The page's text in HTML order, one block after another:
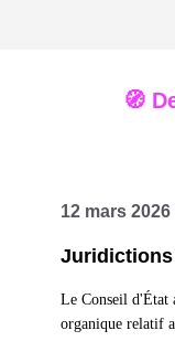
🧭
12 mars 2026
Le Conseil d'État
organique relatif